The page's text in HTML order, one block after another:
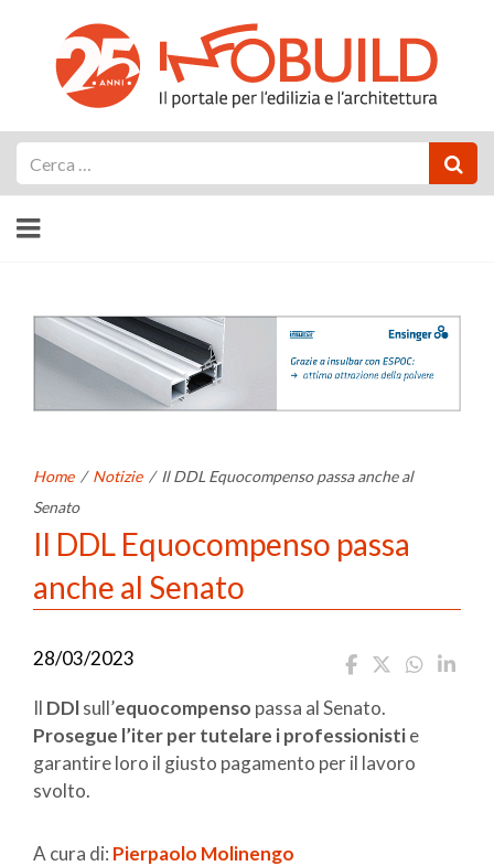
Home / Notizie / Il DDL Equocompenso passa anche al
Senato
Il DDL Equocompenso passa
anche al Senato
28/03/2023
Il DDlsull’equocompenso passa al Senato.
Prosegue l’iter per tutelare i professionistie
garantire loro il giusto pagamento per il lavoro
svolto.
A cura di: Pierpaolo Molinengo